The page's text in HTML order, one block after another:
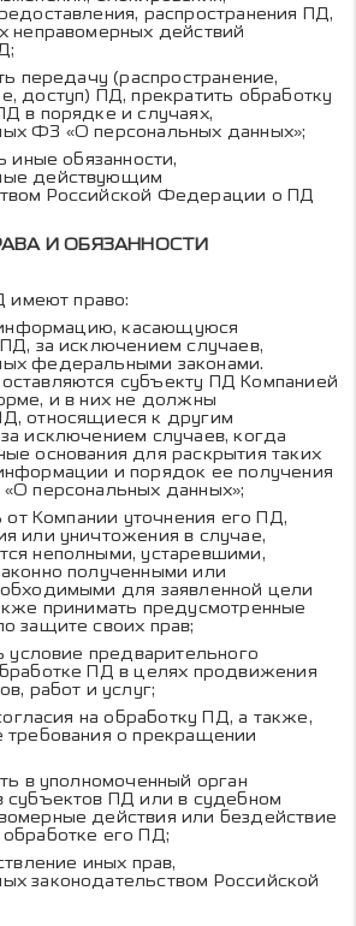
распространения ПД,
неправомерных действий
передачу (распространение,
доступ) ПД, прекратить обработку
в порядке и случаях,
ФЗ «О персональных данных»;
иные обязанности,
действующим
Российской Федерации о ПД
И ОБЯЗАННОСТИ
имеют право:
касающуюся
за исключением случаев,
федеральными законами.
субъекту ПД Компанией
и в них не должны
относящиеся к другим
исключением случаев, когда
основания для раскрытия таких
и порядок ее получения
персональных данных»;
от Компании уточнения его ПД,
или уничтожения в случае,
неполными, устаревшими,
полученными или
для заявленной цели
принимать предусмотренные
защите своих прав;
условие предварительного
ПД в целях продвижения
работ и услуг;
на обработку ПД, а также,
требования о прекращении
в уполномоченный орган
субъектов ПД или в судебном
действия или бездействие
его ПД;
иных прав,
законодательством Российской